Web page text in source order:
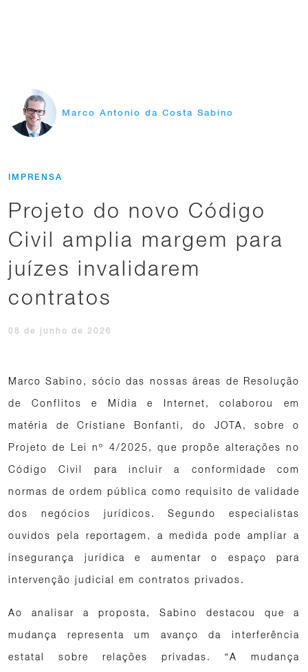
Marco Antonio da Costa Sabino
IMPRENSA
Projeto do novo Código
Civil amplia margem para
juízes invalidarem
contratos
08 de junho de 2026
Marco Sabino, sócio das nossas áreas de Resolução
de Conflitos e Mídia e Internet, colaborou em
matéria de Cristiane Bonfanti, do JOTA, sobre o
Projeto de Lei nº 4/2025, que propõe alterações no
Código Civil para incluir a conformidade com
normas de ordem pública como requisito de validade
dos negócios jurídicos. Segundo especialistas
ouvidos pela reportagem, a medida pode ampliar a
insegurança jurídica e aumentar o espaço para
intervenção judicial em contratos privados.
Ao analisar a proposta, Sabino destacou que a
mudança representa um avanço da interferência
estatal sobre relações privadas. “A mudança